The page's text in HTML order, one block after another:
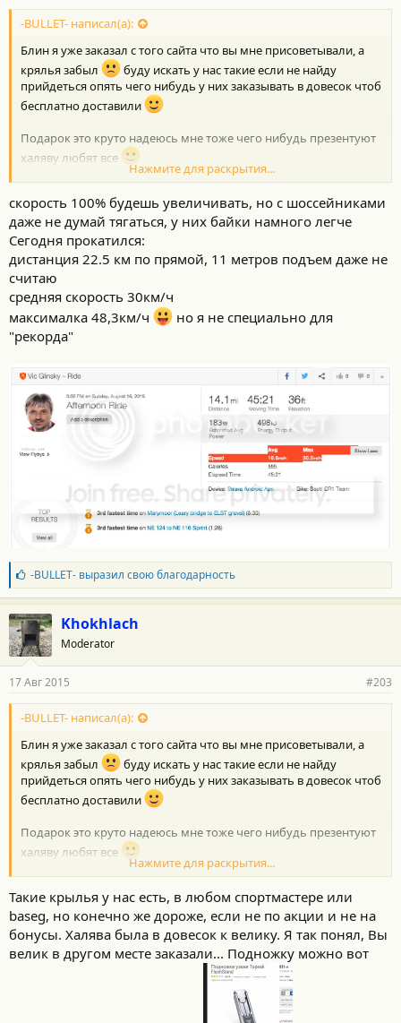
о
с
и
:
-BULLET- написал(а):
Блин я уже заказал с того сайта что вы мне присоветывали, а
крялья забыл
буду искать у нас такие если не найду
прийдеться опять чего нибудь у них заказывать в довесок чтоб
бесплатно доставили
Подарок это круто надеюсь мне тоже чего нибудь презентуют
халяву любят все
ней было бы удобнее т.к. велик новый еще требует настроек
пришлось искать к чему прислонить.
Первая тренировка сегодня, вернулся весь мокрый ноги с
непривычки трясутся еле занес его домой )))) завтра наверное
ходить не смогу )))) приложение Рунтастик про классное
показывает все и перепады высот и скорость и среднюю и т.д....
следующий раз специально попробую разогнать проверить
максималку.
Нажмите для раскрытия...
скорость 100% будешь увеличивать, но с шоссейниками
даже не думай тягаться, у них байки намного легче
Сегодня прокатился:
дистанция 22.5 км по прямой, 11 метров подъем даже не
считаю
средняя скорость 30км/ч
максималка 48,3км/ч
но я не специально для
"рекорда"
Б
л
а
г
о
д
а
н
о
с
и
:
-BULLET-выразил свою благодарность
Khokhlach
Moderator
17 Авг 2015 #203
-BULLET- написал(а):
Блин я уже заказал с того сайта что вы мне присоветывали, а
крялья забыл
буду искать у нас такие если не найду
прийдеться опять чего нибудь у них заказывать в довесок чтоб
бесплатно доставили
Подарок это круто надеюсь мне тоже чего нибудь презентуют
халяву любят все
ней было бы удобнее т.к. велик новый еще требует настроек
пришлось искать к чему прислонить.
Первая тренировка сегодня, вернулся весь мокрый ноги с
непривычки трясутся еле занес его домой )))) завтра наверное
ходить не смогу )))) приложение Рунтастик про классное
показывает все и перепады высот и скорость и среднюю и т.д....
Нажмите для раскрытия...
Такие крылья у нас есть, в любом спортмастере или
baseg, но конечно же дороже, если не по акции и не на
бонусы. Халява была в довесок к велику. Я так понял, Вы
велик в другом месте заказали... Подножку можно вот